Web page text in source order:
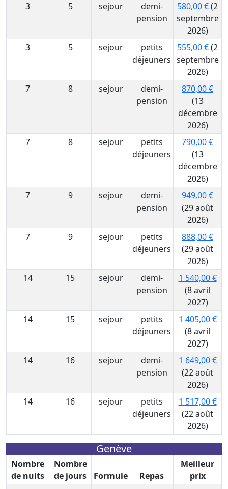
3
5 sejour
demi-
pension
580,00 €(2
septembre
2026)
3
5 sejour
petits
déjeuners
555,00 €(2
septembre
2026)
7
8 sejour
demi-
pension
870,00 €
(13
décembre
2026)
7
8 sejour
petits
déjeuners
790,00 €
(13
décembre
2026)
7
9 sejour
demi-
pension
949,00 €
(29 août
2026)
7
9 sejour
petits
déjeuners
888,00 €
(29 août
2026)
14
15 sejour
demi-
pension
1 540,00 €
(8 avril
2027)
14
15 sejour
petits
déjeuners
1 405,00 €
(8 avril
2027)
14
16 sejour
demi-
pension
1 649,00 €
(22 août
2026)
14
16 sejour
petits
déjeuners
1 517,00 €
(22 août
2026)
Genève
Nombre
de nuits
Nombre
de jours
Formule Repas
Meilleur
prix